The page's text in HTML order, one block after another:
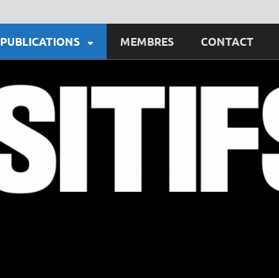
PUBLICATIONS MEMBRES CONTACT